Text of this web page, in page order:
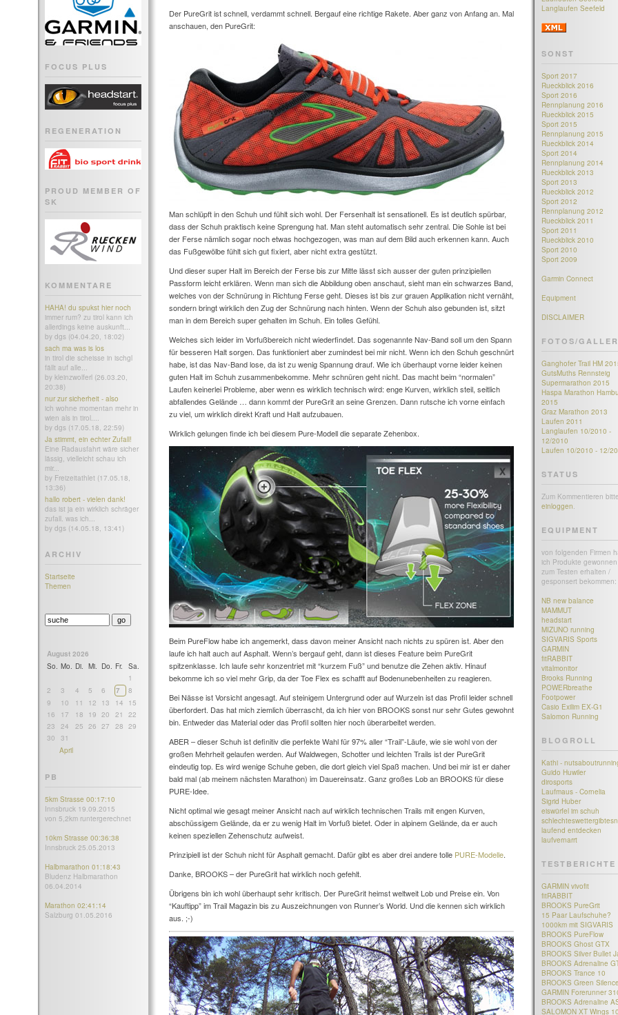
FOCUS PLUS
REGENERATION
PROUD MEMBER OF
SK
KOMMENTARE
HAHA! du spukst hier noch
immer rum? zu tirol kann ich
allerdings keine auskunft...
by dgs (04.04.20, 18:02)
sach ma was is los
in tirol die scheisse in ischgl
fällt auf alle...
by kleinzwolferl (26.03.20,
20:38)
nur zur sicherheit - also
ich wohne momentan mehr in
wien als in tirol....
by dgs (17.05.18, 22:59)
Ja stimmt, ein echter Zufall!
Eine Radausfahrt wäre sicher
lässig, vielleicht schau ich
mir...
by Freizeitathlet (17.05.18,
13:36)
hallo robert - vielen dank!
das ist ja ein wirklich schräger
zufall. was ich...
by dgs (14.05.18, 13:41)
ARCHIV
Startseite
Themen
August 2026
So. Mo. Di. Mi. Do. Fr.
Sa.
1
2
3 4 5 6 7
8
9
10 11 12 13 14
15
16
17 18 19 20 21
22
23
24 25 26 27 28 29
30
31
April
PB
5km Strasse 00:17:10
Innsbruck 19.09.2015
von 5,2km runtergerechnet
10km Strasse 00:36:38
Innsbruck 25.05.2013
Halbmarathon 01:18:43
Bludenz Halbmarathon
06.04.2014
Marathon 02:41:14
Salzburg 01.05.2016
Der PureGrit ist schnell, verdammt schnell. Bergauf eine richtige Rakete. Aber ganz von Anfang an. Mal
anschauen, den PureGrit:
Man schlüpft in den Schuh und fühlt sich wohl. Der Fersenhalt ist sensationell. Es ist deutlich spürbar,
dass der Schuh praktisch keine Sprengung hat. Man steht automatisch sehr zentral. Die Sohle ist bei
der Ferse nämlich sogar noch etwas hochgezogen, was man auf dem Bild auch erkennen kann. Auch
das Fußgewölbe fühlt sich gut fixiert, aber nicht extra gestützt.
Und dieser super Halt im Bereich der Ferse bis zur Mitte lässt sich ausser der guten prinzipiellen
Passform leicht erklären. Wenn man sich die Abbildung oben anschaut, sieht man ein schwarzes Band,
welches von der Schnürung in Richtung Ferse geht. Dieses ist bis zur grauen Applikation nicht vernäht,
sondern bringt wirklich den Zug der Schnürung nach hinten. Wenn der Schuh also gebunden ist, sitzt
man in dem Bereich super gehalten im Schuh. Ein tolles Gefühl.
Welches sich leider im Vorfußbereich nicht wiederfindet. Das sogenannte Nav-Band soll um den Spann
für besseren Halt sorgen. Das funktioniert aber zumindest bei mir nicht. Wenn ich den Schuh geschnürt
habe, ist das Nav-Band lose, da ist zu wenig Spannung drauf. Wie ich überhaupt vorne leider keinen
guten Halt im Schuh zusammenbekomme. Mehr schnüren geht nicht. Das macht beim “normalen”
Laufen keinerlei Probleme, aber wenn es wirklich technisch wird: enge Kurven, wirklich steil, seitlich
abfallendes Gelände … dann kommt der PureGrit an seine Grenzen. Dann rutsche ich vorne einfach
zu viel, um wirklich direkt Kraft und Halt aufzubauen.
Wirklich gelungen finde ich bei diesem Pure-Modell die separate Zehenbox.
Beim PureFlow habe ich angemerkt, dass davon meiner Ansicht nach nichts zu spüren ist. Aber den
laufe ich halt auch auf Asphalt. Wenn’s bergauf geht, dann ist dieses Feature beim PureGrit
spitzenklasse. Ich laufe sehr konzentriet mit “kurzem Fuß” und benutze die Zehen aktiv. Hinauf
bekomme ich so viel mehr Grip, da der Toe Flex es schafft auf Bodenunebenheiten zu reagieren.
Bei Nässe ist Vorsicht angesagt. Auf steinigem Untergrund oder auf Wurzeln ist das Profil leider schnell
überfordert. Das hat mich ziemlich überrascht, da ich hier von BROOKS sonst nur sehr Gutes gewohnt
bin. Entweder das Material oder das Profil sollten hier noch überarbeitet werden.
ABER – dieser Schuh ist definitiv die perfekte Wahl für 97% aller “Trail”-Läufe, wie sie wohl von der
großen Mehrheit gelaufen werden. Auf Waldwegen, Schotter und leichten Trails ist der PureGrit
eindeutig top. Es wird wenige Schuhe geben, die dort gleich viel Spaß machen. Und bei mir ist er daher
bald mal (ab meinem nächsten Marathon) im Dauereinsatz. Ganz großes Lob an BROOKS für diese
PURE-Idee.
Nicht optimal wie gesagt meiner Ansicht nach auf wirklich technischen Trails mit engen Kurven,
abschüssigem Gelände, da er zu wenig Halt im Vorfuß bietet. Oder in alpinem Gelände, da er auch
keinen speziellen Zehenschutz aufweist.
Prinzipiell ist der Schuh nicht für Asphalt gemacht. Dafür gibt es aber drei andere tolle PURE-Modelle.
Danke, BROOKS – der PureGrit hat wirklich noch gefehlt.
Übrigens bin ich wohl überhaupt sehr kritisch. Der PureGrit heimst weltweit Lob und Preise ein. Von
“Kauftipp” im Trail Magazin bis zu Auszeichnungen von Runner’s World. Und die kennen sich wirklich
aus. ;-)
Langlaufen Seefeld
SONST
Sport 2017
Rueckblick 2016
Sport 2016
Rennplanung 2016
Rueckblick 2015
Sport 2015
Rennplanung 2015
Rueckblick 2014
Sport 2014
Rennplanung 2014
Rueckblick 2013
Sport 2013
Rueckblick 2012
Sport 2012
Rennplanung 2012
Rueckblick 2011
Sport 2011
Rueckblick 2010
Sport 2010
Sport 2009
Garmin Connect
Equipment
DISCLAIMER
FOTOS/
Ganghofer Trail HM
GutsMuths Rennsteig
Supermarathon 2015
Haspa Marathon
2015
Graz Marathon 2013
Laufen 2011
Langlaufen 10/2010 -
12/2010
Laufen 10/2010 - 12/
STATUS
Zum Kommentieren bitte
einloggen.
EQUIPMENT
von folgenden Firmen
ich Produkte
zum Testen erhalten /
gesponsert bekommen:
NB new balance
MAMMUT
headstart
MIZUNO running
SIGVARIS Sports
GARMIN
fitRABBIT
vitalmonitor
Brooks Running
POWERbreathe
Footpower
Casio Exilim EX-G1
Salomon Running
BLOGROLL
Kathi -
Guido Huwiler
dirosports
Laufmaus - Cornelia
Sigrid Huber
eiswürfel im schuh
laufend entdecken
laufvernarrt
TESTBERICHTE
GARMIN vivofit
fitRABBIT
BROOKS PureGrit
15 Paar Laufschuhe?
1000km mit SIGVARIS
BROOKS PureFlow
BROOKS Ghost GTX
BROOKS Silver Bullet
BROOKS Adrenaline
BROOKS Trance 10
BROOKS Green Silence
GARMIN Forerunner
BROOKS Adrenaline
SALOMON XT Wings